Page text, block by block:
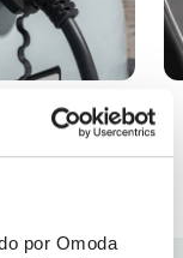
por Omoda